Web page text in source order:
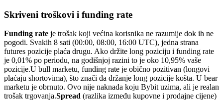
Skriveni troškovi i funding rate
Funding rate je trošak koji većina korisnika ne razumije dok ih ne
pogodi. Svakih 8 sati (00:00, 08:00, 16:00 UTC), jedna strana
futures pozicije plaća drugu. Ako držite long poziciju i funding rate
je 0,01% po periodu, na godišnjoj razini to je oko 10,95% vaše
pozicije.U bull marketu, funding rate je obično pozitivan (longovi
plaćaju shortovima), što znači da držanje long pozicije košta. U bear
marketu je obrnuto. Ovo nije naknada koju Bybit uzima, ali je realan
trošak trgovanja.Spread (razlika između kupovne i prodajne cijene)